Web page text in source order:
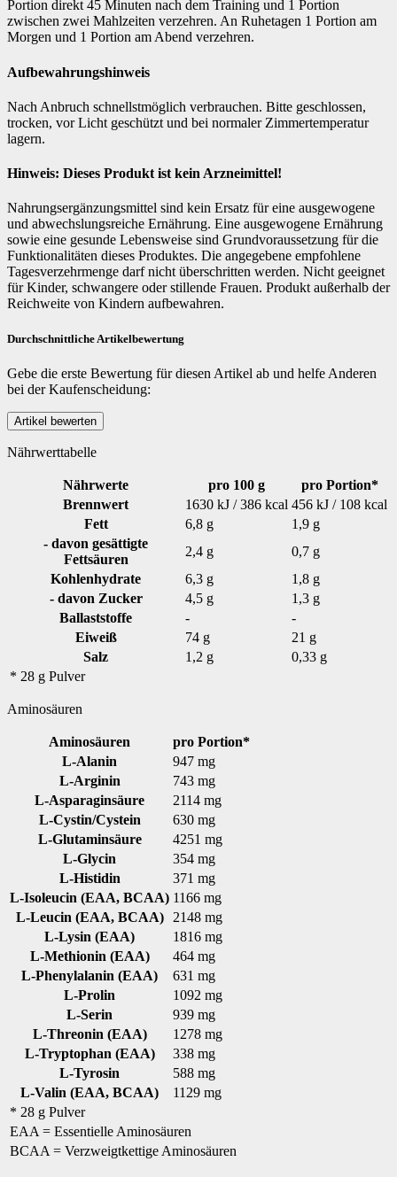
Portion direkt 45 Minuten nach dem Training und 1 Portion
zwischen zwei Mahlzeiten verzehren. An Ruhetagen 1 Portion am
Morgen und 1 Portion am Abend verzehren.
Aufbewahrungshinweis
Nach Anbruch schnellstmöglich verbrauchen. Bitte geschlossen,
trocken, vor Licht geschützt und bei normaler Zimmertemperatur
lagern.
Hinweis: Dieses Produkt ist kein Arzneimittel!
Nahrungsergänzungsmittel sind kein Ersatz für eine ausgewogene
und abwechslungsreiche Ernährung. Eine ausgewogene Ernährung
sowie eine gesunde Lebensweise sind Grundvoraussetzung für die
Funktionalitäten dieses Produktes. Die angegebene empfohlene
Tagesverzehrmenge darf nicht überschritten werden. Nicht geeignet
für Kinder, schwangere oder stillende Frauen. Produkt außerhalb der
Reichweite von Kindern aufbewahren.
Durchschnittliche Artikelbewertung
Gebe die erste Bewertung für diesen Artikel ab und helfe Anderen
bei der Kaufenscheidung:
Nährwerttabelle
Nährwerte pro 100 g
pro Portion*
Brennwert
1630 kJ / 386 kcal 456 kJ / 108 kcal
Fett
6,8 g
1,9 g
- davon gesättigte
Fettsäuren
2,4 g
0,7 g
Kohlenhydrate
6,3 g
1,8 g
- davon Zucker
4,5 g
1,3 g
Ballaststoffe
-
-
Eiweiß
74 g
21 g
Salz
1,2 g
0,33 g
* 28 g Pulver
Aminosäuren
Aminosäuren
pro Portion*
L-Alanin
947 mg
L-Arginin
743 mg
L-Asparaginsäure
2114 mg
L-Cystin/Cystein
630 mg
L-Glutaminsäure
4251 mg
L-Glycin
354 mg
L-Histidin
371 mg
L-Isoleucin (EAA, BCAA) 1166 mg
L-Leucin (EAA, BCAA)
2148 mg
L-Lysin (EAA)
1816 mg
L-Methionin (EAA)
464 mg
L-Phenylalanin (EAA)
631 mg
L-Prolin
1092 mg
L-Serin
939 mg
L-Threonin (EAA)
1278 mg
L-Tryptophan (EAA)
338 mg
L-Tyrosin
588 mg
L-Valin (EAA, BCAA)
1129 mg
* 28 g Pulver
EAA = Essentielle Aminosäuren
BCAA = Verzweigtkettige Aminosäuren